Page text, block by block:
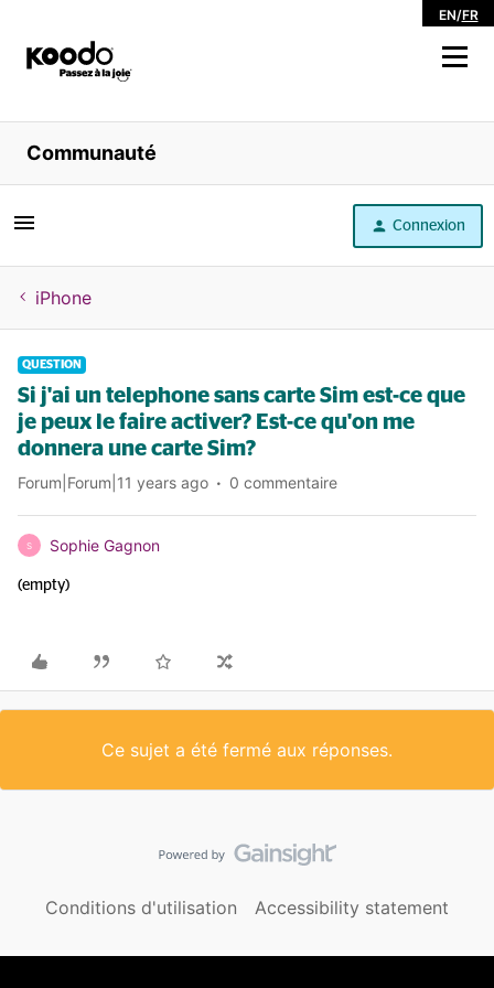
EN/FR
Magasiner
Libre service
Aide
Communauté
Connexion
iPhone
QUESTION
Si j'ai un telephone sans carte Sim est-ce que
je peux le faire activer? Est-ce qu'on me
donnera une carte Sim?
Forum|Forum|11 years ago 0 commentaire
S Sophie Gagnon
(empty)
Ce sujet a été fermé aux réponses.
Conditions d'utilisation Accessibility statement